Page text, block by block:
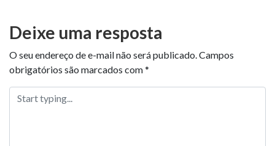
Deixe uma resposta
O seu endereço de e-mail não será publicado.Campos
obrigatórios são marcados com*